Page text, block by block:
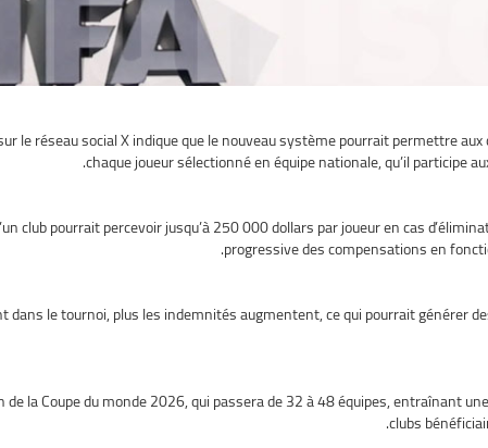
le réseau social X indique que le nouveau système pourrait permettre
chaque joueur sélectionné en équipe nationale, qu’il participe
club pourrait percevoir jusqu’à 250 000 dollars par joueur en cas
progressive des compensations en
dans le tournoi, plus les indemnités augmentent, ce qui pourrait générer
de la Coupe du monde 2026, qui passera de 32 à 48 équipes, entraînant
clubs